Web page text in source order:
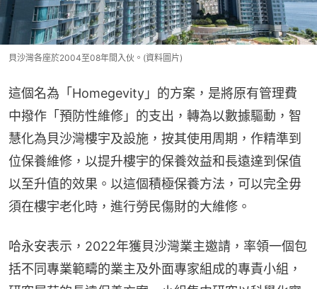
貝沙灣各座於2004至08年間入伙。(資料圖片)
這個名為「Homegevity」的方案，是將原有管理費
中撥作「預防性維修」的支出，轉為以數據驅動，智
慧化為貝沙灣樓宇及設施，按其使用周期，作精準到
位保養維修，以提升樓宇的保養效益和長遠達到保值
以至升值的效果。以這個積極保養方法，可以完全毋
須在樓宇老化時，進行勞民傷財的大維修。
哈永安表示，2022年獲貝沙灣業主邀請，率領一個包
括不同專業範疇的業主及外面專家組成的專責小組，